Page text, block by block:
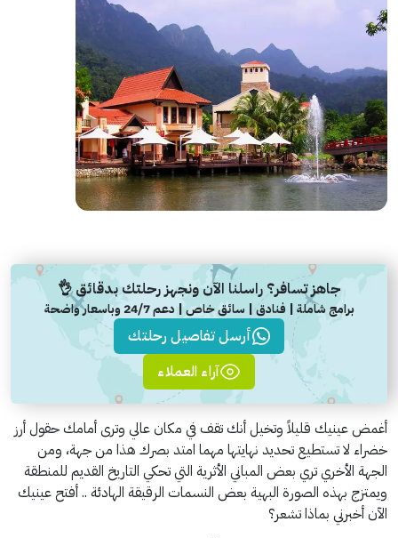
جاهز تسافر؟ راسلنا الآن ونجهز رحلتك بدقائق 👌
برامج شاملة | فنادق | سائق خاص | دعم 24/7 وباسعار واضحة
أرسل تفاصيل رحلتك
آراء العملاء
أغمض عينيك قليلاً وتخيل أنك تقف في مكان عالي وترى أمامك حقول أرز
خضراء لا تستطيع تحديد نهايتها مهما امتد بصرك هذا من جهة، ومن
الجهة الأخري تري بعض المباني الأثرية التي تحكي التاريخ القديم للمنطقة
ويمتزج بهذه الصورة البهية بعض النسمات الرقيقة الهادئة .. أفتح عينيك
الآن أخبرني بماذا تشعر؟